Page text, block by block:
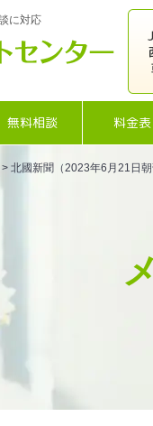
に対応
無料相談 料金表
> 北國新聞（2023年6月21日